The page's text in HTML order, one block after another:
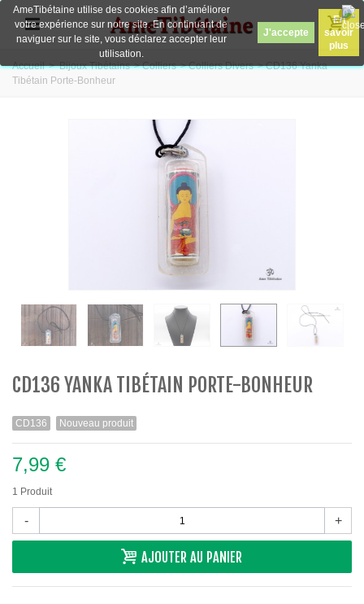
0
AmeTibétaine utilise des cookies afin d’améliorer
votre expérience sur notre site. En continuant de
naviguer sur le site, vous déclarez accepter leur
utilisation.
J'accepte
En
savoir
plus
Accueil > Bijoux Tibétains > Colliers > Colliers Divers > CD136 Yanka
Tibétain Porte-Bonheur
CD136 YANKA TIBÉTAIN PORTE-BONHEUR
CD136 Nouveau produit
7,99 €
1 Produit
- +
AJOUTER AU PANIER